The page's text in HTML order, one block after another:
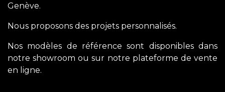
Genève.
Nous proposons des projets personnalisés.
Nos modèles de référence sont disponibles dans
notre showroom ou sur notre plateforme de vente
en ligne.